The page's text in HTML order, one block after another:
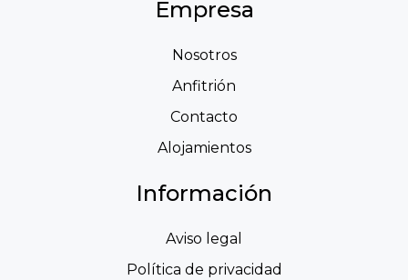
Empresa
Nosotros
Anfitrión
Contacto
Alojamientos
Información
Aviso legal
Política de privacidad